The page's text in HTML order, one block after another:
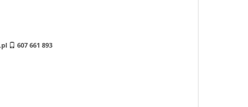
607 661 893